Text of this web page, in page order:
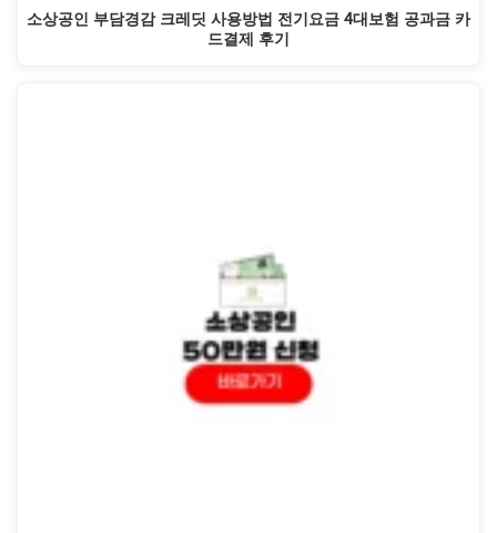
소상공인 부담경감 크레딧 사용방법 전기요금 4대보험 공과금 카
드결제 후기